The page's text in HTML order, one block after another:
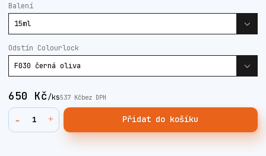
Balení
Odstín Colourlock
650 Kč/ks537 Kčbez DPH
Přidat do košíku